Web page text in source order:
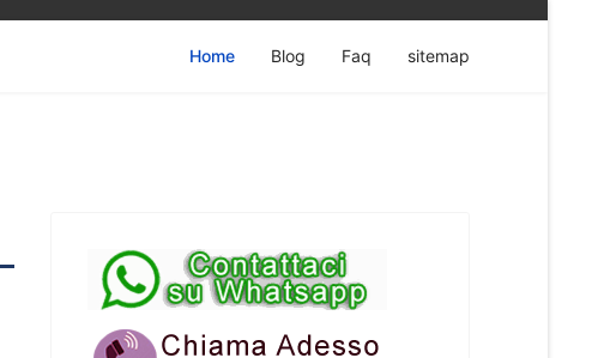
Home Blog Faq sitemap